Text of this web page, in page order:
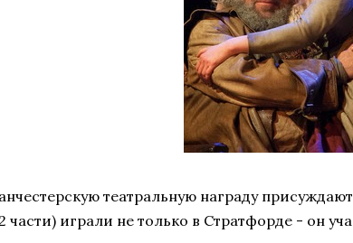
театральную награду
части) играли не только в Стратфорде - он